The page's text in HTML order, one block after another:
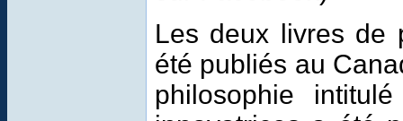
Les deux livres de
été publiés au
philosophie